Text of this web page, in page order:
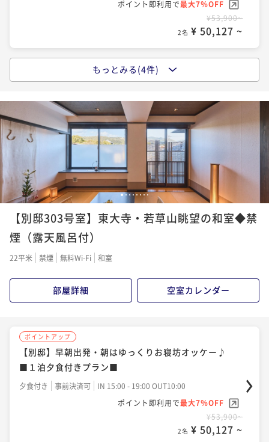
ポイント即利用で最大7％OFF
¥59,400~
2名 ¥ 55,242 ~
【日本酒堪能】 日本酒発祥の地「奈良」で旨し地酒に
酔う
利き酒セット付きプラン
二食付き 事前決済可
IN 15:00 - 19:00 OUT10:00
ポイント即利用で最大7％OFF
2名 ¥ 57,288 ~
ポイント即利用で最大7％OFF
¥53,900~
2名 ¥ 50,127 ~
【量より質】女性やシニアの方にもおススメ★
ボリューム控えめ厳選コース★全10品
二食付き 事前決済可
IN 15:00 - 19:00 OUT10:00
ポイント即利用で最大7％OFF
2名 ¥ 53,196 ~
ポイントアップ
旬を味わう大和懐石料理
～和鹿彩のReluxプラン～
二食付き 事前決済可
¥57,200~
2名 ¥ 53,196 ~
ポイントアップ
【女子会＆女子旅】《スイーツ盛り》×《美食》×
《シャンパン》で
古都nightに乾杯♪
二食付き 事前決済可
IN 15:00 - 19:00 OUT10:00
ポイント即利用で最大7％OFF
¥61,600~
2名 ¥ 57,288 ~
もっとみる(4件)
12345678
【別邸303号室】東大寺・若草山眺望の和室◆禁
煙（露天風呂付）
22平米 禁煙 無料Wi-Fi 和室
部屋詳細 空室カレンダー
ポイントアップ
【別邸】早朝出発・朝はゆっくりお寝坊オッケー♪
■１泊夕食付きプラン■
夕食付き 事前決済可
IN 15:00 - 19:00 OUT10:00
ポイント即利用で最大7％OFF
¥53,900~
2名 ¥ 50,127 ~